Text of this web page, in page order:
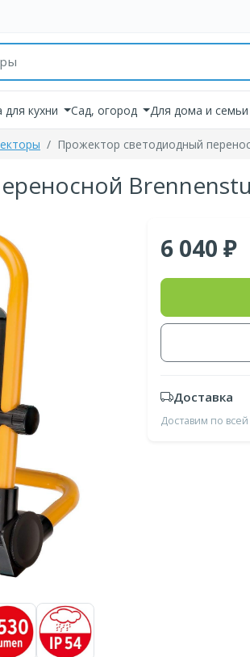
для кухни Сад, огород Для дома и семьи
Прожектор светодиодный
6 040
Доставка
Доставим по